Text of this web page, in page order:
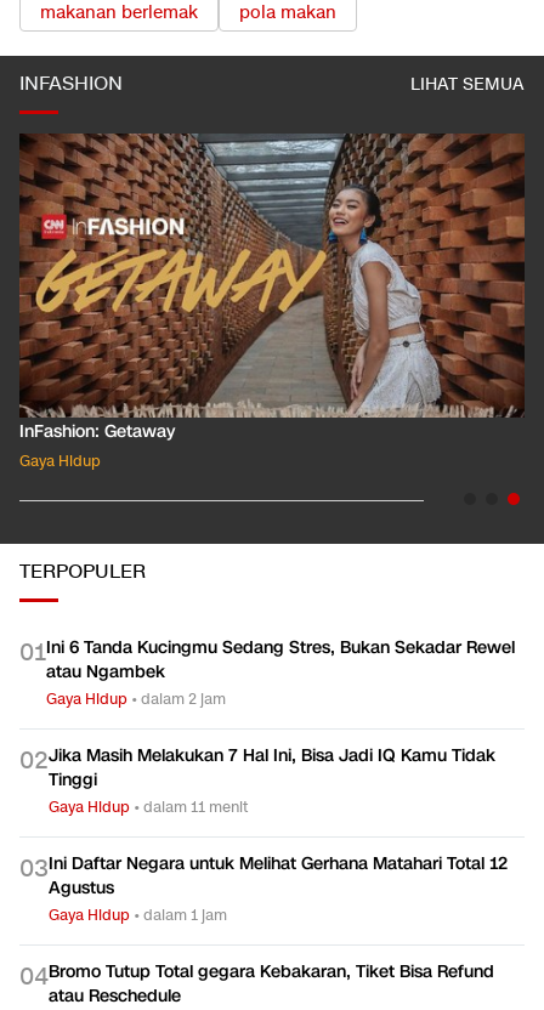
makanan berlemak
pola makan
INFASHION LIHAT SEMUA
InFashion: Masking the Ox
Gaya Hidup
TERPOPULER
01Ini 6 Tanda Kucingmu Sedang Stres, Bukan Sekadar Rewel
atau Ngambek
Gaya Hidup •dalam 2 jam
02Jika Masih Melakukan 7 Hal Ini, Bisa Jadi IQ Kamu Tidak
Tinggi
Gaya Hidup •dalam 11 menit
03Ini Daftar Negara untuk Melihat Gerhana Matahari Total 12
Agustus
Gaya Hidup •dalam 1 jam
04Bromo Tutup Total gegara Kebakaran, Tiket Bisa Refund
atau Reschedule